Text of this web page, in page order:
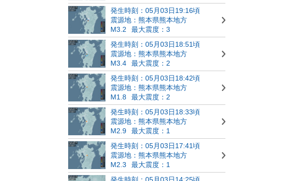
発生時刻：05月03日19:16頃
震源地：熊本県熊本地方
M3.2
最大震度：3
発生時刻：05月03日18:51頃
震源地：熊本県熊本地方
M3.4
最大震度：2
発生時刻：05月03日18:42頃
震源地：熊本県熊本地方
M1.8
最大震度：2
発生時刻：05月03日18:33頃
震源地：熊本県熊本地方
M2.9
最大震度：1
発生時刻：05月03日17:41頃
震源地：熊本県熊本地方
M2.3
最大震度：1
発生時刻：05月03日14:25頃